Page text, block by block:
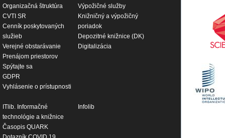
Organizačná štruktúra
CVTI SR
Cenník poskytovaných
služieb
Verejné obstarávanie
Prenájom priestorov
Spýtajte sa
GDPR
Vyhlásenie o prístupnosti
Výpožičné služby
Knižničný a výpožičný
poriadok
Depozitné knižnice (DK)
Digitalizácia
ITlib. Informačné
technológie a knižnice
Časopis QUARK
Infolib